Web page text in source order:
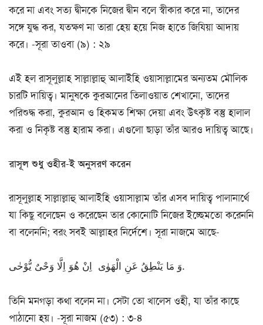
করে না এবং সত্য দ্বীনকে নিজের দ্বীন বলে স্বীকার করে না, তাদের
সঙ্গে যুদ্ধ কর, যতক্ষণ না তারা হেয় হয়ে নিজ হাতে জিযিয়া আদায়
করে। -সূরা তাওবা (৯) : ২৯
এই হল রাসূলুল্লাহ সাল্লাল্লাহু আলাইহি ওয়াসাল্লামের অন্যতম মৌলিক
চারটি দায়িত্ব। মানুষকে কুরআনের তিলাওয়াত শেখানো, তাদের
পরিশুদ্ধ করা, কুরআন ও হিকমত শিক্ষা দেয়া এবং উৎকৃষ্ট বস্তু হালাল
করা ও নিকৃষ্ট বস্তু হারাম করা। এগুলো ছাড়া তাঁর আরও দায়িত্ব আছে।
রাসূল শুধু ওহীর-ই অনুসরণ করেন
রাসূলুল্লাহ সাল্লাল্লাহু আলাইহি ওয়াসাল্লাম তাঁর এসব দায়িত্ব পালানার্থে
যা কিছু বলেছেন ও করেছেন তার কোনোটি নিজের ইচ্ছেমতো করেননি
বা বলেননি; বরং সবই আল্লাহর নির্দেশে। সূরা নাজমে আছে-
وَ مَا یَنْطِقُ عَنِ الْهَوٰی اِنْ هُوَ اِلَّا وَحْیٌ یُّوْحٰی.
তিনি মনগড়া কথা বলেন না। সেটা তো খালেস ওহী, যা তাঁর কাছে
পাঠানো হয়। -সূরা নাজম (৫৩) : ৩-৪